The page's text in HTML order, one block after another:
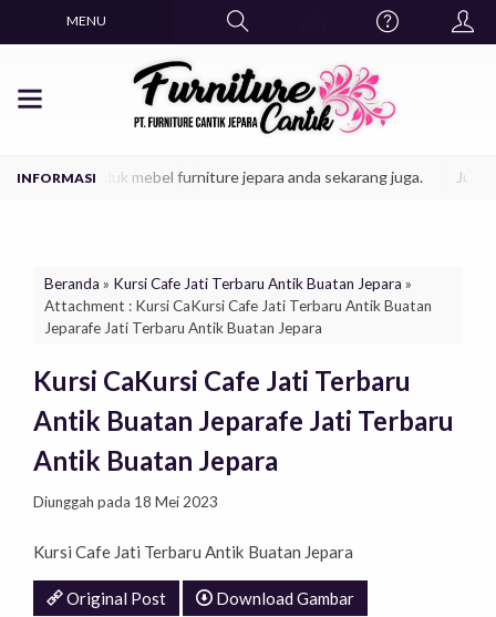
MENU
produk mebel furniture jepara anda sekarang juga. Jual
Beranda » Kursi Cafe Jati Terbaru Antik Buatan Jepara »
Attachment : Kursi CaKursi Cafe Jati Terbaru Antik Buatan
Jeparafe Jati Terbaru Antik Buatan Jepara
Kursi CaKursi Cafe Jati Terbaru
Antik Buatan Jeparafe Jati Terbaru
Antik Buatan Jepara
Diunggah pada 18 Mei 2023
Kursi Cafe Jati Terbaru Antik Buatan Jepara
Original Post Download Gambar